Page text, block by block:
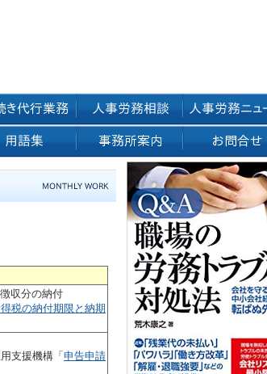
収分の納付
税の納付期限と納期
支援機構「 申告申請